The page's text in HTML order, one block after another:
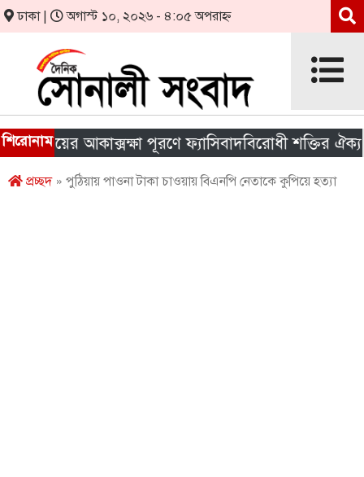
ঢাকা | অগাস্ট ১০, ২০২৬ - ৪:০৫ অপরাহ্ন
শিরোনামআকাক্সক্ষা পূরণে ফ্যাসিবাদবিরোধী শক্তির ঐক্য জরুরি
প্রচ্ছদ» পুঠিয়ায় পাওনা টাকা চাওয়ায় বিএনপি নেতাকে কুপিয়ে হত্যা